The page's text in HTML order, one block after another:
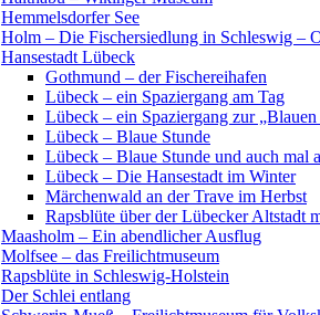
Hemmelsdorfer See
Holm – Die Fischersiedlung in Schleswig –
Hansestadt Lübeck
Gothmund – der Fischereihafen
Lübeck – ein Spaziergang am Tag
Lübeck – ein Spaziergang zur „Blauen
Lübeck – Blaue Stunde
Lübeck – Blaue Stunde und auch mal
Lübeck – Die Hansestadt im Winter
Märchenwald an der Trave im Herbst
Rapsblüte über der Lübecker Altstadt
Maasholm – Ein abendlicher Ausflug
Molfsee – das Freilichtmuseum
Rapsblüte in Schleswig-Holstein
Der Schlei entlang